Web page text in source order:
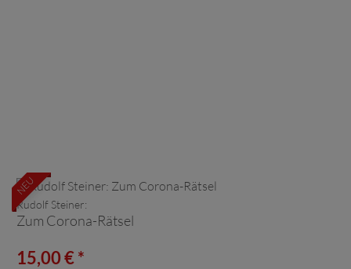
NEU
Rudolf Steiner:
Zum Corona-Rätsel
15,00 € *